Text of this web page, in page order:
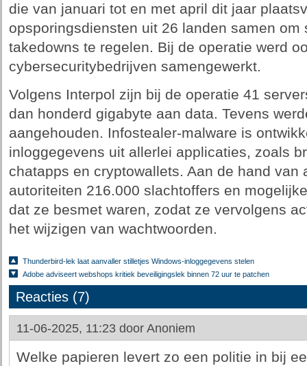
die van januari tot en met april dit jaar
opsporingsdiensten uit 26 landen samen
takedowns te regelen. Bij de operatie werd
cybersecuritybedrijven samengewerkt.
Volgens Interpol zijn bij de operatie 41
dan honderd gigabyte aan data. Tevens
aangehouden. Infostealer-malware is
inloggegevens uit allerlei applicaties, zoals
chatapps en cryptowallets. Aan de hand van
autoriteiten 216.000 slachtoffers en
dat ze besmet waren, zodat ze vervolgens
het wijzigen van wachtwoorden.
Thunderbird-lek laat aanvaller stilletjes Windows-inloggegevens stelen
Adobe adviseert webshops kritiek beveiligingslek binnen 72 uur te patchen
Reacties (7)
11-06-2025, 11:23 door Anoniem
Welke papieren levert zo een politie in bij